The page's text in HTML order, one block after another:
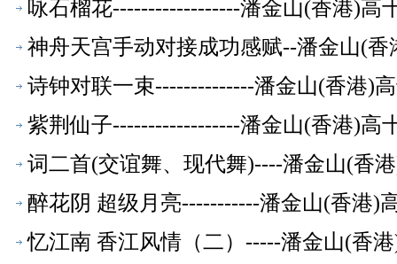
咏石榴花------------------潘金山(香港)高
神舟天宫手动对接成功感赋--潘金山(
诗钟对联一束--------------潘金山(香港)
紫荆仙子------------------潘金山(香港)高
词二首(交谊舞、现代舞)----潘金山(香
醉花阴 超级月亮-----------潘金山(香港)
忆江南 香江风情（二）-----潘金山(香